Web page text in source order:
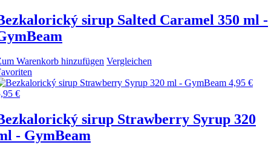
sirup Salted Caramel 350 ml -
Warenkorb hinzufügen Vergleichen
4,95 €
€
sirup Strawberry Syrup 320
- GymBeam